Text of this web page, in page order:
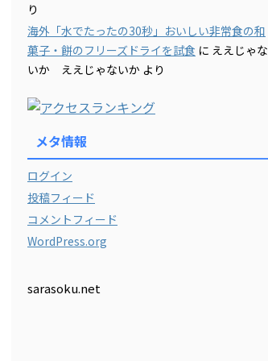
り
海外「水でたったの30秒」おいしい非常食の和
菓子・餅のフリーズドライを試食 に ええじゃな
いか ええじゃないか より
メタ情報
ログイン
投稿フィード
コメントフィード
WordPress.org
sarasoku.net